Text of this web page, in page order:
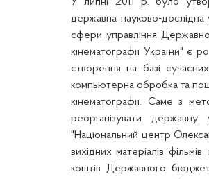
державна науково-дослідна
сфери управління
кінематографії України" є
створення на базі
компьютерна обробка та
кінематографії. Саме з
реорганізувати
"Національний центр
вихідних матеріалів
коштів Державного